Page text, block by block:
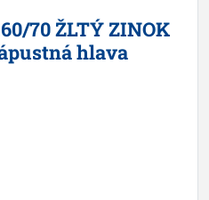
70 ŽLTÝ ZINOK
hlava